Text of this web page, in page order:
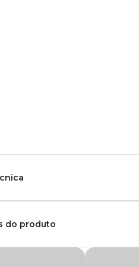
Standard
do produto